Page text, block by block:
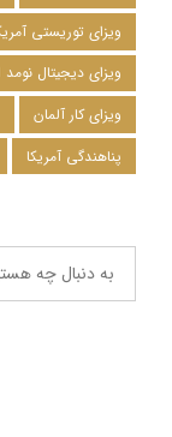
ویزای توریستی
ویزای دیجیتال نومد
ویزای کار آلمان
پناهندگی آمریکا